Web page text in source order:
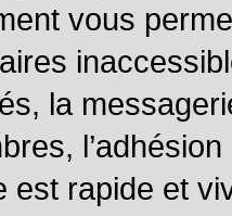
vous
la
est rapide et